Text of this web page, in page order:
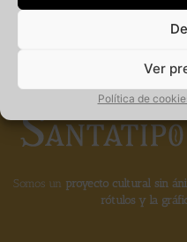
Ver
Política de
Somos un proyecto cultural sin
rótulos y la